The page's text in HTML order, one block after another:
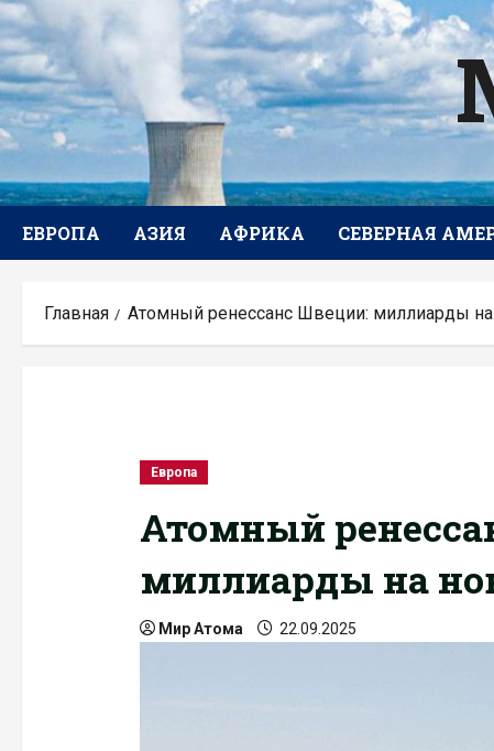
Перейти
к
содержимому
ЕВРОПА АЗИЯ АФРИКА СЕВЕРНАЯ
Главная Атомный ренессанс Швеции: миллиарды
Европа
Атомный
миллиарды на
Мир Атома 22.09.2025